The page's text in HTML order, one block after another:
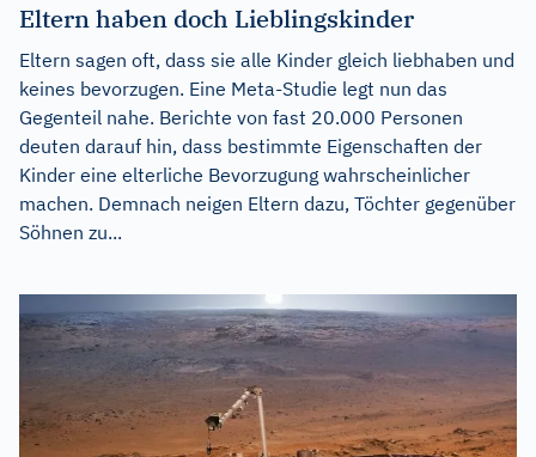
Eltern haben doch Lieblingskinder
Eltern sagen oft, dass sie alle Kinder gleich liebhaben und
keines bevorzugen. Eine Meta-Studie legt nun das
Gegenteil nahe. Berichte von fast 20.000 Personen
deuten darauf hin, dass bestimmte Eigenschaften der
Kinder eine elterliche Bevorzugung wahrscheinlicher
machen. Demnach neigen Eltern dazu, Töchter gegenüber
Söhnen zu...